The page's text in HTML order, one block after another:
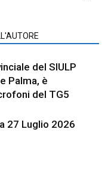
del SIULP
Palma, è
del TG5
27 Luglio 2026